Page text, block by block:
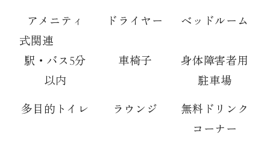
アメニティ ドライヤー
ベッドルーム
式関連
駅・バス5分
以内
車椅子
身体障害者用
駐車場
多目的トイレ ラウンジ
無料ドリンク
コーナー